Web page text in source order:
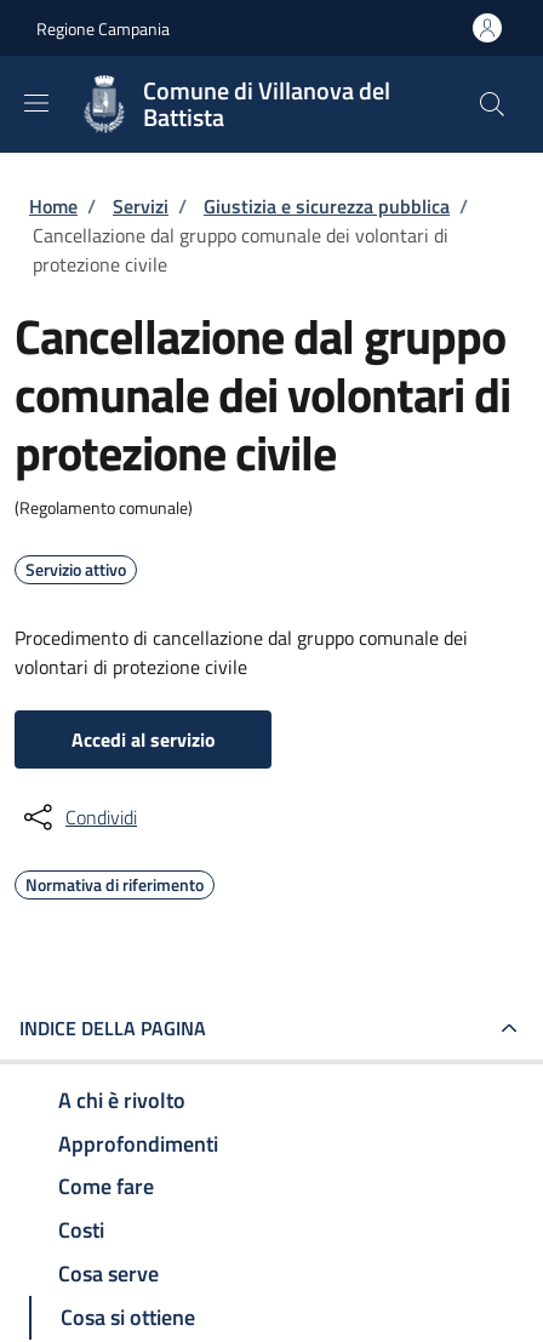
Regione Campania
Comune di Villanova del
Battista
Briciole di pane
Home / Servizi / Giustizia e sicurezza pubblica /
Cancellazione dal gruppo comunale dei volontari di
protezione civile
Cancellazione dal gruppo
comunale dei volontari di
protezione civile
(Regolamento comunale)
Servizio attivo
Procedimento di cancellazione dal gruppo comunale dei
volontari di protezione civile
Accedi al servizio
Condividi
Normativa di riferimento
INDICE DELLA PAGINA
A chi è rivolto
Approfondimenti
Come fare
Costi
Cosa serve
Cosa si ottiene